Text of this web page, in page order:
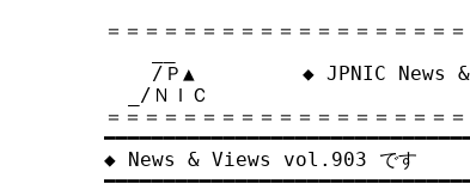
＝＝＝＝＝＝＝＝＝＝＝＝＝＝＝＝＝＝
/Ｐ▲         ◆ JPNIC News
  _/ＮＩＣ
＝＝＝＝＝＝＝＝＝＝＝＝＝＝＝＝＝＝
◆ News & Views vol.903 です